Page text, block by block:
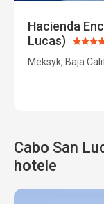
Hacienda
Lucas)
5/5
Meksyk, Baja
Cabo San
hotele